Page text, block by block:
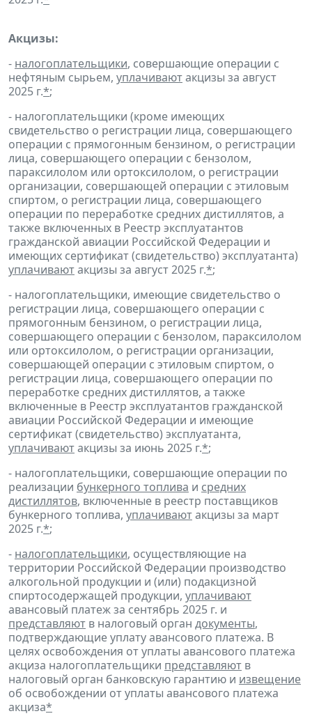
Акцизы:
- налогоплательщики, совершающие операции с
нефтяным сырьем, уплачиваютакцизы за август
2025 г.*;
- налогоплательщики (кроме имеющих
свидетельство о регистрации лица, совершающего
операции с прямогонным бензином, о регистрации
лица, совершающего операции с бензолом,
параксилолом или ортоксилолом, о регистрации
организации, совершающей операции с этиловым
спиртом, о регистрации лица, совершающего
операции по переработке средних дистиллятов, а
также включенных в Реестр эксплуатантов
гражданской авиации Российской Федерации и
имеющих сертификат (свидетельство) эксплуатанта)
уплачиваютакцизы за август 2025 г.*;
- налогоплательщики, имеющие свидетельство о
регистрации лица, совершающего операции с
прямогонным бензином, о регистрации лица,
совершающего операции с бензолом, параксилолом
или ортоксилолом, о регистрации организации,
совершающей операции с этиловым спиртом, о
регистрации лица, совершающего операции по
переработке средних дистиллятов, а также
включенные в Реестр эксплуатантов гражданской
авиации Российской Федерации и имеющие
сертификат (свидетельство) эксплуатанта,
уплачиваютакцизы за июнь 2025 г.*;
- налогоплательщики, совершающие операции по
реализации бункерного топлива и средних
дистиллятов, включенные в реестр поставщиков
бункерного топлива, уплачиваютакцизы за март
2025 г.*;
- налогоплательщики, осуществляющие на
территории Российской Федерации производство
алкогольной продукции и (или) подакцизной
спиртосодержащей продукции, уплачивают
авансовый платеж за сентябрь 2025 г. и
представляют в налоговый орган документы,
подтверждающие уплату авансового платежа. В
целях освобождения от уплаты авансового платежа
акциза налогоплательщики представляют в
налоговый орган банковскую гарантию и извещение
об освобождении от уплаты авансового платежа
акциза*